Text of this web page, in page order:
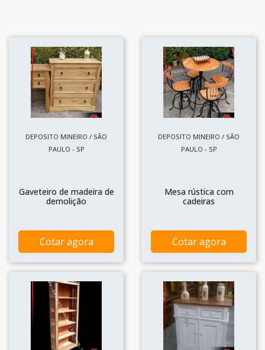
DEPOSITO MINEIRO / SÃO
PAULO - SP
Gaveteiro de madeira de
demolição
Cotar agora
DEPOSITO MINEIRO / SÃO
PAULO - SP
Mesa rústica com
cadeiras
Cotar agora